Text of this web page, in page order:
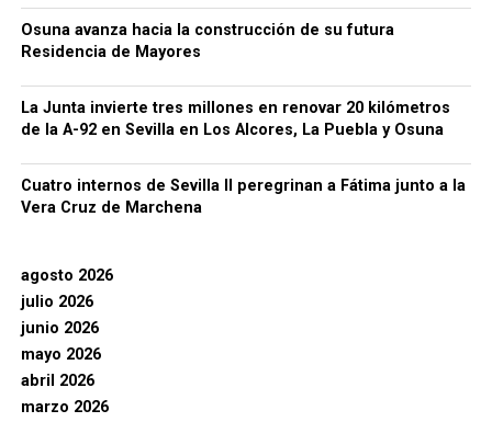
Osuna avanza hacia la construcción de su futura
Residencia de Mayores
La Junta invierte tres millones en renovar 20 kilómetros
de la A-92 en Sevilla en Los Alcores, La Puebla y Osuna
Cuatro internos de Sevilla II peregrinan a Fátima junto a la
Vera Cruz de Marchena
agosto 2026
julio 2026
junio 2026
mayo 2026
abril 2026
marzo 2026